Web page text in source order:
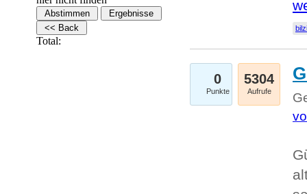
Total:
0
Punkte
5304
Aufrufe